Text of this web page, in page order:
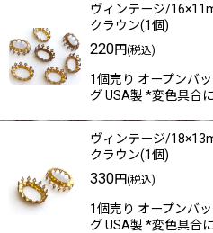
ヴィンテージ/
クラウン(1個)
220円(税込)
1個売り オープンバ
グ USA製 *変色具合
ヴィンテージ/
クラウン(1個)
330円(税込)
1個売り オープンバ
グ USA製 *変色具合